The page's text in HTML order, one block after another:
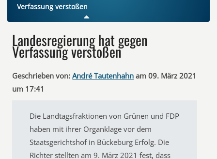
Verfassung verstoßen
Landesregierung hat gegen
Verfassung verstoßen
Geschrieben von: André Tautenhahn am 09. März 2021
um 17:41
Die Landtagsfraktionen von Grünen und FDP
haben mit ihrer Organklage vor dem
Staatsgerichtshof in Bückeburg Erfolg. Die
Richter stellten am 9. März 2021 fest, dass